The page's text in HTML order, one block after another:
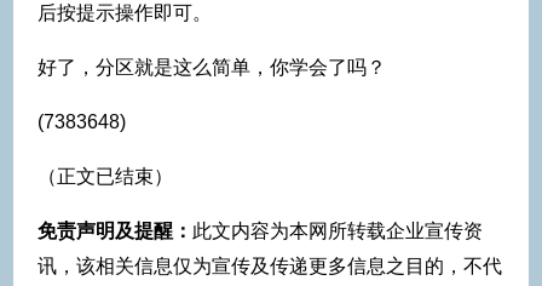
后按提示操作即可。
好了，分区就是这么简单，你学会了吗？
(7383648)
（正文已结束）
免责声明及提醒： 此文内容为本网所转载企业宣传资
讯，该相关信息仅为宣传及传递更多信息之目的，不代